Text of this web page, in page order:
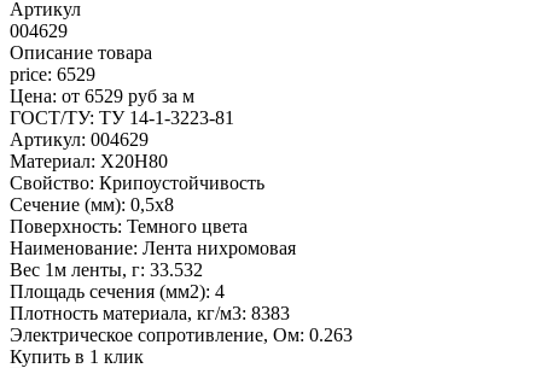
Артикул
004629
Описание товара
price: 6529
Цена: от 6529 руб за м
ГОСТ/ТУ: ТУ 14-1-3223-81
Артикул: 004629
Материал: Х20Н80
Свойство: Крипоустойчивость
Сечение (мм): 0,5x8
Поверхность: Темного цвета
Наименование: Лента нихромовая
Вес 1м ленты, г: 33.532
Площадь сечения (мм2): 4
Плотность материала, кг/м3: 8383
Электрическое сопротивление, Ом: 0.263
Купить в 1 клик